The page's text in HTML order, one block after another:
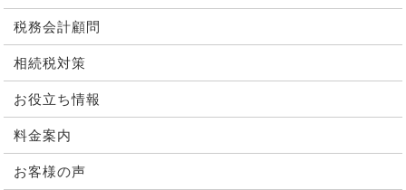
税務会計顧問
相続税対策
お役立ち情報
料金案内
お客様の声